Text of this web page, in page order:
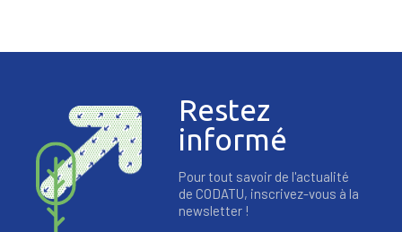
Restez
informé
Pour tout savoir de l'actualité
de CODATU, inscrivez-vous à la
newsletter !